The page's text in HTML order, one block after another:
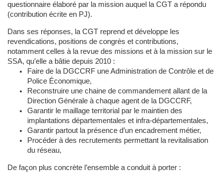
questionnaire élaboré par la mission auquel la CGT a répondu
(contribution écrite en PJ).
Dans ses réponses, la CGT reprend et développe les
revendications, positions de congrès et contributions,
notamment celles à la revue des missions et à la mission sur le
SSA, qu’elle a bâtie depuis 2010 :
Faire de la DGCCRF une Administration de Contrôle et de
Police Économique,
Reconstruire une chaine de commandement allant de la
Direction Générale à chaque agent de la DGCCRF,
Garantir le maillage territorial par le maintien des
implantations départementales et infra-départementales,
Garantir partout la présence d’un encadrement métier,
Procéder à des recrutements permettant la revitalisation
du réseau,
De façon plus concrète l’ensemble a conduit à porter :